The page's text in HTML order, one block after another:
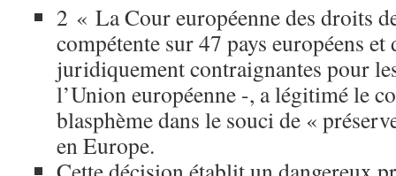
2 « La Cour européenne des droits
compétente sur 47 pays européens
juridiquement contraignantes pour
l’Union européenne -, a légitimé le
blasphème dans le souci de «
en Europe.